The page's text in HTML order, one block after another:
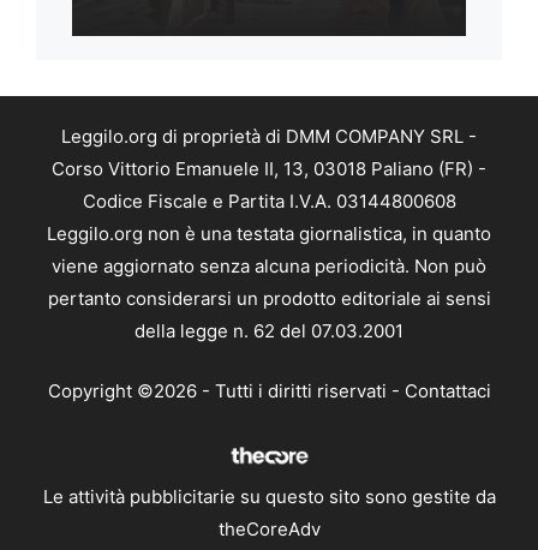
Leggilo.org di proprietà di DMM COMPANY SRL -
Corso Vittorio Emanuele II, 13, 03018 Paliano (FR) -
Codice Fiscale e Partita I.V.A. 03144800608
Leggilo.org non è una testata giornalistica, in quanto
viene aggiornato senza alcuna periodicità. Non può
pertanto considerarsi un prodotto editoriale ai sensi
della legge n. 62 del 07.03.2001
Copyright ©2026 - Tutti i diritti riservati - Contattaci
Le attività pubblicitarie su questo sito sono gestite da
theCoreAdv